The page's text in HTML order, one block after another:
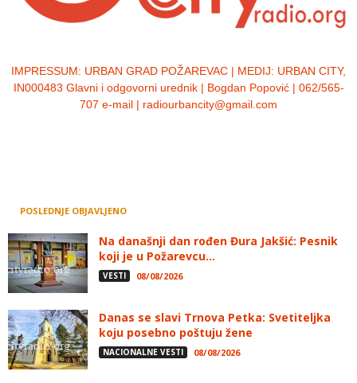
IMPRESSUM: URBAN GRAD POŽAREVAC | MEDIJ: URBAN CITY,
IN000483 Glavni i odgovorni urednik | Bogdan Popović | 062/565-
707 e-mail | radiourbancity@gmail.com
POSLEDNJE OBJAVLJENO
Na današnji dan rođen Đura Jakšić: Pesnik
koji je u Požarevcu...
VESTI 08/08/2026
Danas se slavi Trnova Petka: Svetiteljka
koju posebno poštuju žene
NACIONALNE VESTI 08/08/2026